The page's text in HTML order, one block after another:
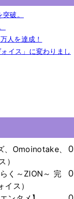
破。
人を達成！
イス」に変わりまし
、Omoinotake、
）
0
く～ZION～ 完
ス）
0